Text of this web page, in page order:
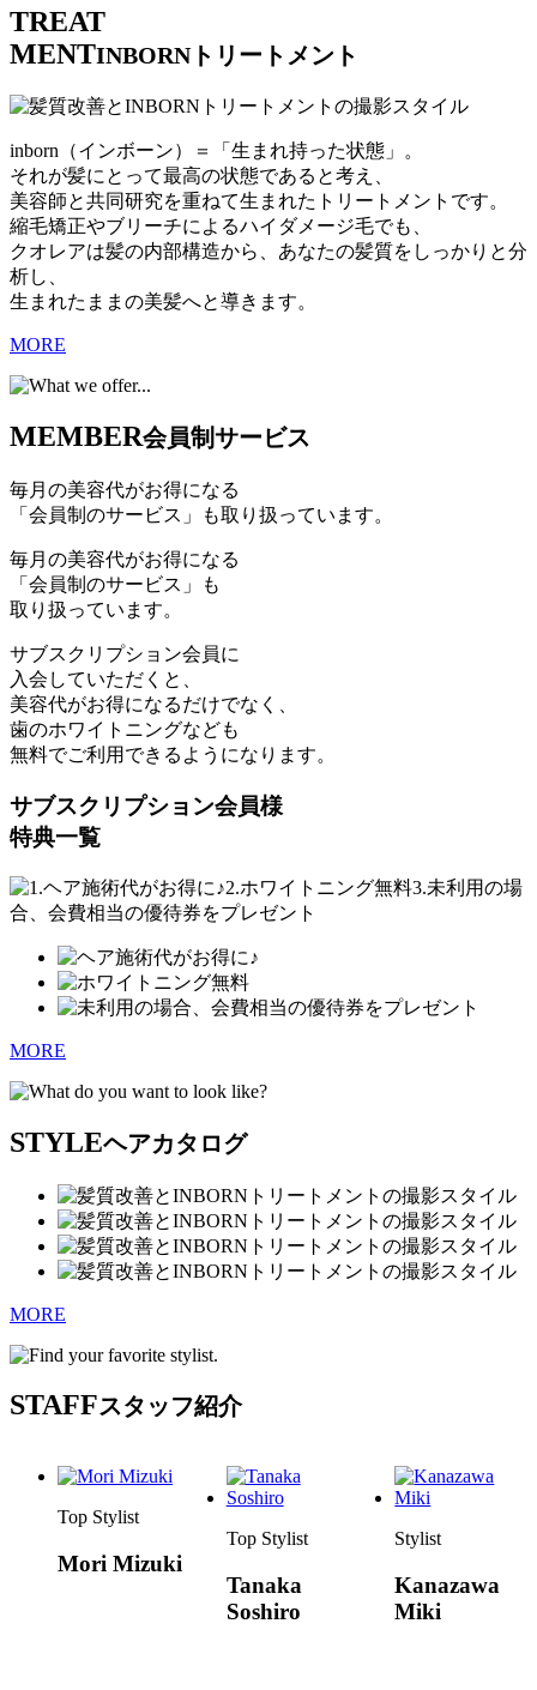
TREAT
MENTINBORNトリートメント
inborn（インボーン）＝「生まれ持った状態」。
それが髪にとって最高の状態であると考え、
美容師と共同研究を重ねて生まれたトリートメントです。
縮毛矯正やブリーチによるハイダメージ毛でも、
クオレアは髪の内部構造から、あなたの髪質をしっかりと分
析し、
生まれたままの美髪へと導きます。
MORE
MEMBER会員制サービス
毎月の美容代がお得になる
「会員制のサービス」も取り扱っています。
毎月の美容代がお得になる
「会員制のサービス」も
取り扱っています。
サブスクリプション会員に
入会していただくと、
美容代がお得になるだけでなく、
歯のホワイトニングなども
無料でご利用できるようになります。
サブスクリプション会員様
特典一覧
MORE
STYLEヘアカタログ
MORE
STAFFスタッフ紹介
Top Stylist
Mori Mizuki
Top Stylist
Tanaka
Soshiro
Stylist
Kanazawa
Miki